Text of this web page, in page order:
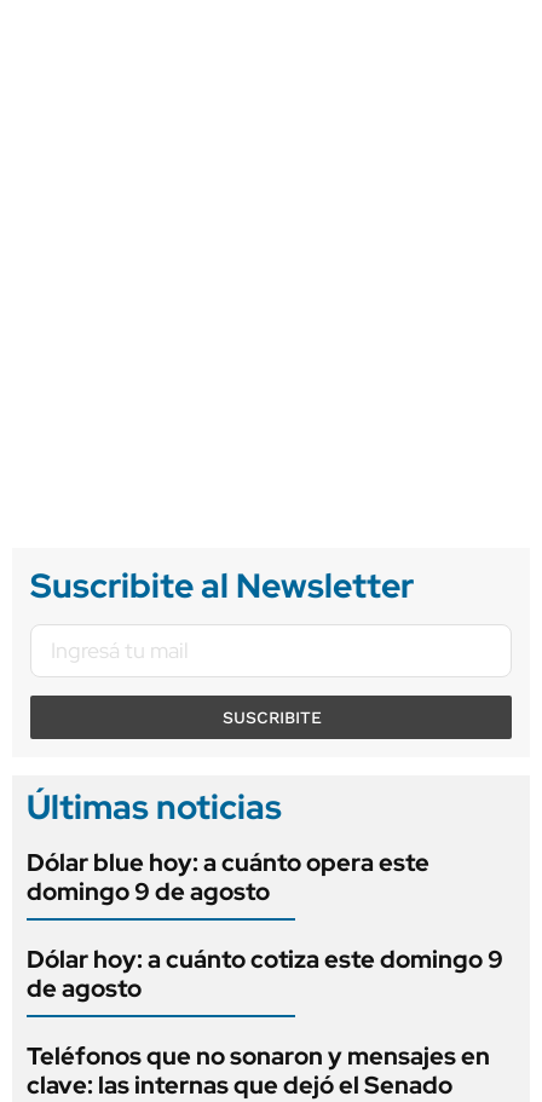
Suscribite al Newsletter
SUSCRIBITE
Últimas noticias
Dólar blue hoy: a cuánto opera este
domingo 9 de agosto
Dólar hoy: a cuánto cotiza este domingo 9
de agosto
Teléfonos que no sonaron y mensajes en
clave: las internas que dejó el Senado